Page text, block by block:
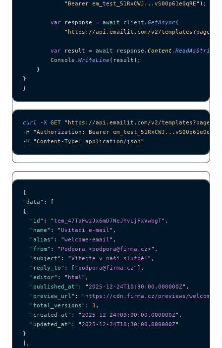
            "
Bearer em_test_51RxCWJ...vS00p61e0qRE" );
        var
response = await client . GetAsync (
            "
https://api.emailit.com/v2/
        var
result = await response . Content .
        Console
. WriteLine (result);
    }
}
}
curl -X GET " https://api.emailit.com/v2/
-H "Authorization: Bearer em_test_51RxCWJ...vS00p61e0qRE
-H "Content-Type: application/json"
{
"data" : [
{
  "id"
: "tem_47TaFwzJx6mD7NeJYvLjFxVwbgT" ,
  "name"
: "Uvítací e-mail " ,
  "alias"
: "welcome-email " ,
  "from"
: " Podpora <podpora@firma.cz>" ,
  "subject"
: "Vítejte v naší službě! " ,
  "reply_to"
: [ " podpora@firma.cz" ],
  "editor"
: " html " ,
  "published_at"
: " 2025-12-24T10:30:00.000000Z" ,
  "preview_url"
: " https://cdn.firma.cz/previews/
  "total_versions"
: 3 ,
  "created_at"
: " 2025-12-24T09:00:00.000000Z" ,
  "updated_at"
: " 2025-12-24T10:30:00.000000Z"
}
],